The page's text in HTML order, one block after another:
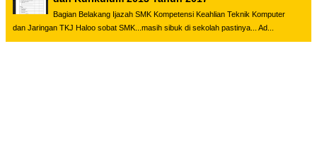
Bagian Belakang Ijazah SMK Kompetensi Keahlian Teknik Komputer
dan Jaringan TKJ Haloo sobat SMK...masih sibuk di sekolah pastinya... Ad...